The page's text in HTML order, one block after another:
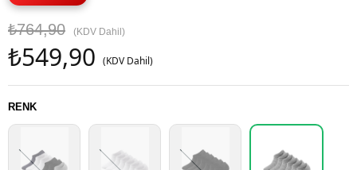
₺764,90 (KDV Dahil)
₺549,90 (KDV Dahil)
RENK